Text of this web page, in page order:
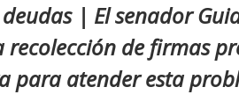
| El senador
de firmas
para atender esta